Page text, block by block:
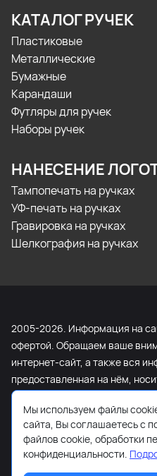
КАТАЛОГ РУЧЕК
Пластиковые
Металлические
Бумажные
Карандаши
Футляры для ручек
Наборы ручек
НАНЕСЕНИЕ
Тампопечать на ручках
УФ-печать на ручках
Гравировка на ручках
Шелкография на ручках
2005-2026. Информация на
офертой. Обращаем ваше
интернет-сайт, а также вся
предоставленная на нём,
информационный характер и
является публичной
Статьи 437 Гражданского
Для получения подробной
стоимости указанных
Мы используем файлы
сайта, Вы соглашаетесь с
файлов cookie, обработки
конфиденциальности.